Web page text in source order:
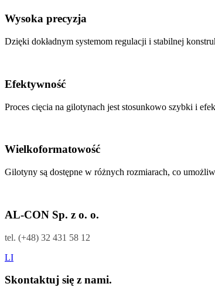
Wysoka precyzja
Dzięki dokładnym systemom regulacji i stabilnej
Efektywność
Proces cięcia na gilotynach jest stosunkowo szybki i
Wielkoformatowość
Gilotyny są dostępne w różnych rozmiarach, co
AL-CON Sp. z o. o.
tel. (+48) 32 431 58 12
LI
Skontaktuj się z nami.